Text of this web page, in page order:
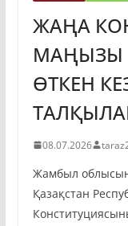
ЖАҢА
МАҢЫЗЫ
ӨТКЕН
08.07.2026
Жамбыл
Қазақстан